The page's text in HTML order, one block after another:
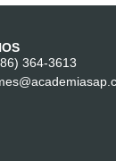
364-3613